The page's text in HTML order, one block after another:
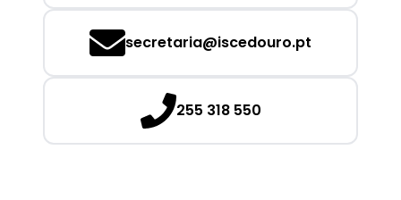
secretaria@iscedouro.pt
255 318 550